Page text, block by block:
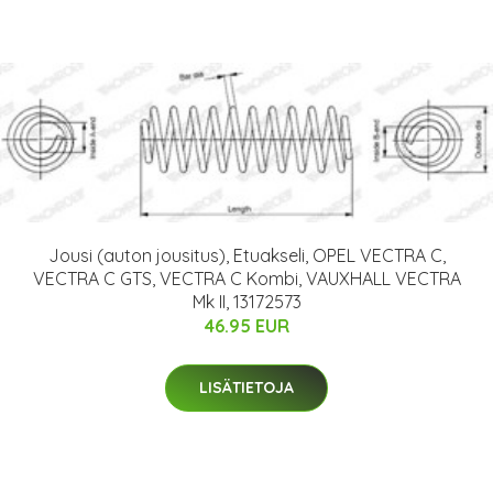
Jousi (auton jousitus), Etuakseli, OPEL VECTRA C,
VECTRA C GTS, VECTRA C Kombi, VAUXHALL VECTRA
Mk II, 13172573
46.95 EUR
LISÄTIETOJA